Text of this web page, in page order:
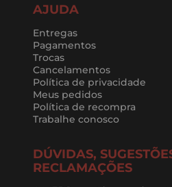
AJUDA
Entregas
Pagamentos
Trocas
Cancelamentos
Política de privacidade
Meus pedidos
Política de recompra
Trabalhe conosco
DÚVIDAS,
RECLAMAÇÕES